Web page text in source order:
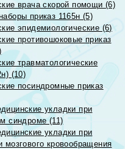
врача скорой помощи (6)
приказ 1165н (5)
эпидемиологические (6)
противошоковые приказ
травматологические
(10)
посиндромные приказ
укладки при
синдроме (11)
укладки при
мозгового кровообращения